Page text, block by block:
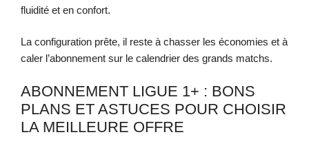
fluidité et en confort.
La configuration prête, il reste à chasser les économies et à
caler l’abonnement sur le calendrier des grands matchs.
ABONNEMENT LIGUE 1+ : BONS
PLANS ET ASTUCES POUR CHOISIR
LA MEILLEURE OFFRE